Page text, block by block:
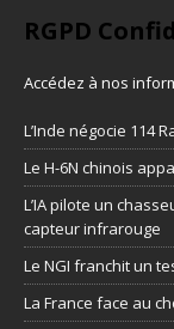
RGPD
Accédez à nos
L’Inde négocie 114
Le H-6N chinois
L’IA pilote un
capteur infrarouge
Le NGI franchit un
La France face au